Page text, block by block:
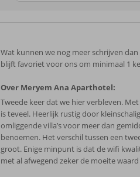
Wat kunnen we nog meer schrijven
blijft favoriet voor ons om minimaal 1
Over Meryem Ana Aparthotel:
Tweede keer dat we hier verbleven.
is teveel. Heerlijk rustig door
omliggende villa’s voor meer dan
benoemen. Het verschil tussen een
groot. Enige minpunt is dat de wifi
met al afwegend zeker de moeite